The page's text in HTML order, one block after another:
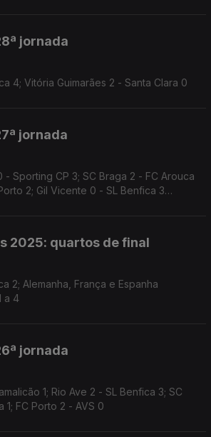
jornada
4; Vitória Guimarães 2 - Santa Clara 0
jornada
- Sporting CP 3; SC Braga 2 - FC Arouca
2; Gil Vicente 0 - SL Benfica 3
2025: quartos de final
2; Alemanha, França e Espanha
a 4
jornada
1; Rio Ave 2 - SL Benfica 3; SC
1; FC Porto 2 - AVS 0